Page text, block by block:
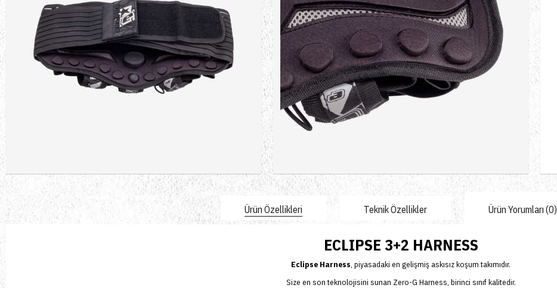
Ürün Özellikleri Teknik Özellikler Ürün Yorumları (0)
ECLIPSE 3+2 HARNESS
Eclipse Harness, piyasadaki en gelişmiş askısızkoşum takımıdır.
Size en son teknolojisini sunan Zero-G Harness, birinci sınıf kalitedir.